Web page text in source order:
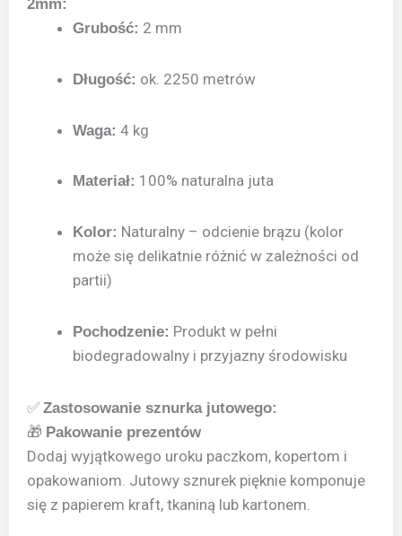
2mm:
Grubość: 2 mm
Długość: ok. 2250 metrów
Waga: 4 kg
Materiał: 100% naturalna juta
Kolor: Naturalny – odcienie brązu (kolor
może się delikatnie różnić w zależności od
partii)
Pochodzenie: Produkt w pełni
biodegradowalny i przyjazny środowisku
✅ Zastosowanie sznurka jutowego:
🎁 Pakowanie prezentów
Dodaj wyjątkowego uroku paczkom, kopertom i
opakowaniom. Jutowy sznurek pięknie komponuje
się z papierem kraft, tkaniną lub kartonem.